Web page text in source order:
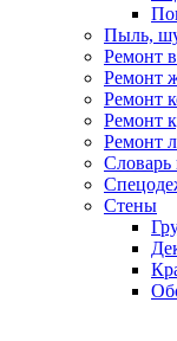
Пыль,
Ремонт
Ремонт
Ремонт
Ремонт
Ремонт
Словарь
Стены